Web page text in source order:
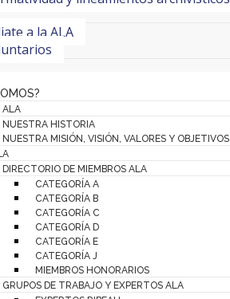
a la ALA
ALA
NUESTRA HISTORIA
NUESTRA MISIÓN, VISIÓN, VALORES Y OBJETIVOS
DIRECTORIO DE MIEMBROS ALA
CATEGORÍA A
CATEGORÍA B
CATEGORÍA C
CATEGORÍA D
CATEGORÍA E
CATEGORÍA J
MIEMBROS HONORARIOS
GRUPOS DE TRABAJO Y EXPERTOS ALA